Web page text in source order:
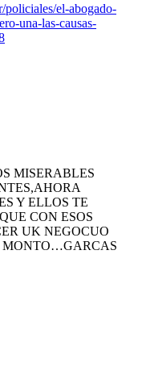
policiales/el-abogado-
una-las-causas-
MISERABLES
Y ELLOS TE
CON ESOS
UK NEGOCUO
MONTO…GARCAS